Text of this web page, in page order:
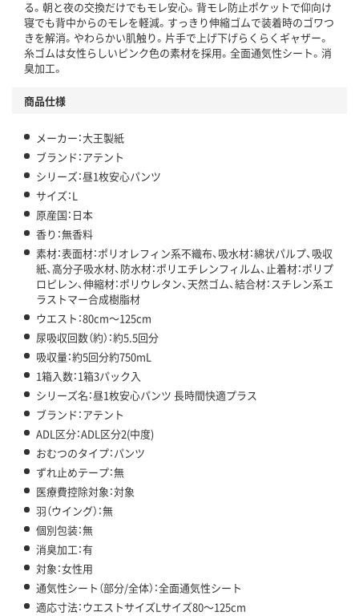
る。朝と夜の交換だけでもモレ安心。背モレ防止ポケットで仰向け
寝でも背中からのモレを軽減。すっきり伸縮ゴムで装着時のゴワつ
きを解消。やわらかい肌触り。片手で上げ下げらくらくギャザー。
糸ゴムは女性らしいピンク色の素材を採用。全面通気性シート。消
臭加工。
商品仕様
メーカー：大王製紙
ブランド：アテント
シリーズ：昼1枚安心パンツ
サイズ：L
原産国：日本
香り：無香料
素材：表面材：ポリオレフィン系不織布、吸水材：綿状パルプ、吸収
紙、高分子吸水材、防水材：ポリエチレンフィルム、止着材：ポリプ
ロピレン、伸縮材：ポリウレタン、天然ゴム、結合材：スチレン系エ
ラストマー合成樹脂材
ウエスト：80cm～125cm
尿吸収回数（約）：約5.5回分
吸収量：約5回分約750mL
1箱入数：1箱3パック入
シリーズ名：昼1枚安心パンツ 長時間快適プラス
ブランド：アテント
ADL区分：ADL区分2(中度)
おむつのタイプ：パンツ
ずれ止めテープ：無
医療費控除対象：対象
羽（ウイング）：無
個別包装：無
消臭加工：有
対象：女性用
通気性シート（部分/全体）：全面通気性シート
適応寸法：ウエストサイズLサイズ80～125cm